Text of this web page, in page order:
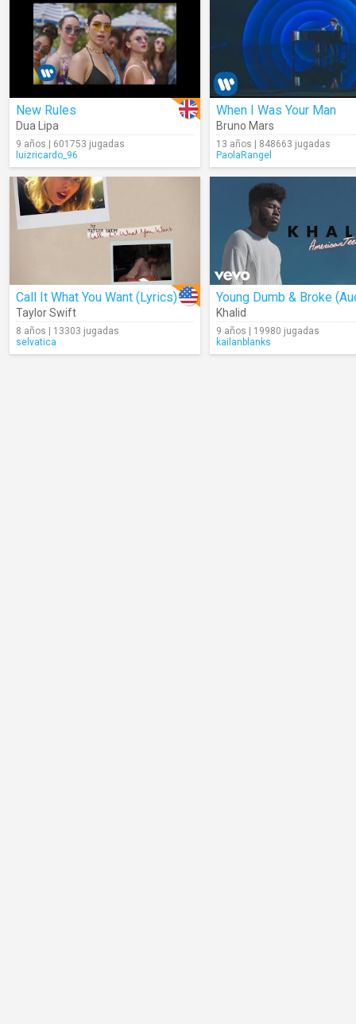
New Rules
Dua Lipa
9 años | 601753 jugadas
luizricardo_96
When I Was Your Man
Bruno Mars
13 años | 848663 jugadas
PaolaRangel
Call It What You Want (Lyrics)
Taylor Swift
8 años | 13303 jugadas
selvatica
Young Dumb & Broke
Khalid
9 años | 19980 jugadas
kailanblanks